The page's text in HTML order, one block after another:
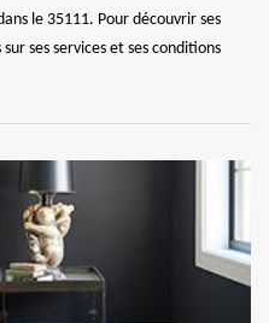
le 35111. Pour découvrir ses
ses services et ses conditions